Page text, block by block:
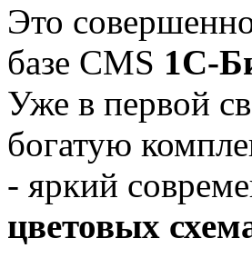
Это
базе CMS 1С-
Уже в первой
богатую
- яркий
цветовых